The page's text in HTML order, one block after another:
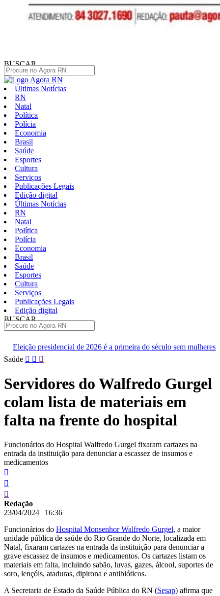
BUSCAR
Últimas Notícias
RN
Natal
Política
Polícia
Economia
Brasil
Saúde
Esportes
Cultura
Serviços
Publicações Legais
Edição digital
Últimas Notícias
RN
Natal
Política
Polícia
Economia
Brasil
Saúde
Esportes
Cultura
Serviços
Publicações Legais
Edição digital
BUSCAR
2026 é a primeira do século sem mulheres em chapas competitivas
Pular
conteúdo
Saúde
Servidores do Walfredo Gurgel
colam lista de materiais em
falta na frente do hospital
Funcionários do Hospital Walfredo Gurgel fixaram cartazes na
entrada da instituição para denunciar a escassez de insumos e
medicamentos
Redação
23/04/2024 | 16:36
Funcionários do Hospital Monsenhor Walfredo Gurgel, a maior
unidade pública de saúde do Rio Grande do Norte, localizada em
Natal, fixaram cartazes na entrada da instituição para denunciar a
grave escassez de insumos e medicamentos. Os cartazes listam os
materiais em falta, incluindo sabão, luvas, gazes, álcool, suportes de
soro, lençóis, ataduras, dipirona e antibióticos.
A Secretaria de Estado da Saúde Pública do RN (Sesap) afirma que